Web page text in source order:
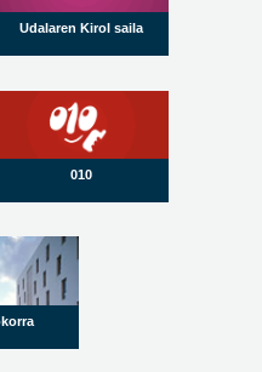
Udalaren Kirol saila
010